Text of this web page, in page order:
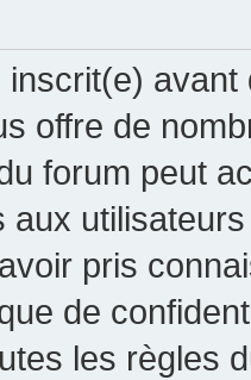
avant
offre de
forum peut
aux
pris
de
les règles